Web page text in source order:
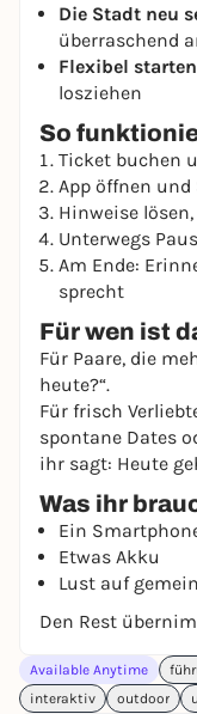
Die Stadt neu
überraschend
Flexibel
losziehen
So
Ticket buchen
App öffnen
Hinweise
Unterwegs
Am Ende:
sprecht
Für wen ist
Für Paare, die
heute?“.
Für frisch
spontane Dates
ihr sagt: Heute
Was ihr
Ein
Etwas Akku
Lust auf
Den Rest
Available Anytime
interaktiv
outdoor